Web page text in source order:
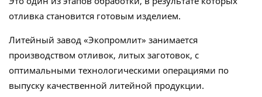
отливка становится готовым изделием.
Литейный завод «Экопромлит» занимается
производством отливок, литых заготовок, с
оптимальными технологическими операциями по
выпуску качественной литейной продукции.